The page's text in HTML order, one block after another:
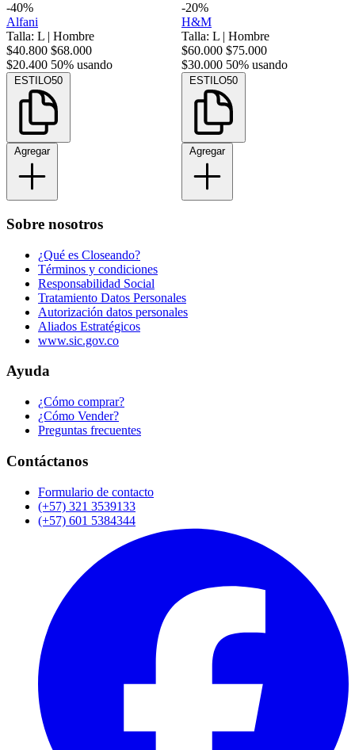
-40%
Alfani
Talla: L | Hombre
$40.800 $68.000
$20.400 50% usando
ESTILO50
Agregar
-20%
H&M
Talla: L | Hombre
$60.000 $75.000
$30.000 50% usando
ESTILO50
Agregar
Sobre nosotros
¿Qué es Closeando?
Términos y condiciones
Responsabilidad Social
Tratamiento Datos Personales
Autorización datos personales
Aliados Estratégicos
www.sic.gov.co
Ayuda
¿Cómo comprar?
¿Cómo Vender?
Preguntas frecuentes
Contáctanos
Formulario de contacto
(+57) 321 3539133
(+57) 601 5384344